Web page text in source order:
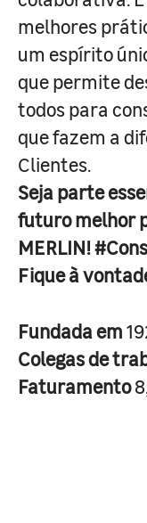
melhores
um espírito
que permite
todos para
que fazem a
Clientes.
Seja parte
futuro melhor
MERLIN!
Fique à
Fundada em
Colegas de
Faturamento